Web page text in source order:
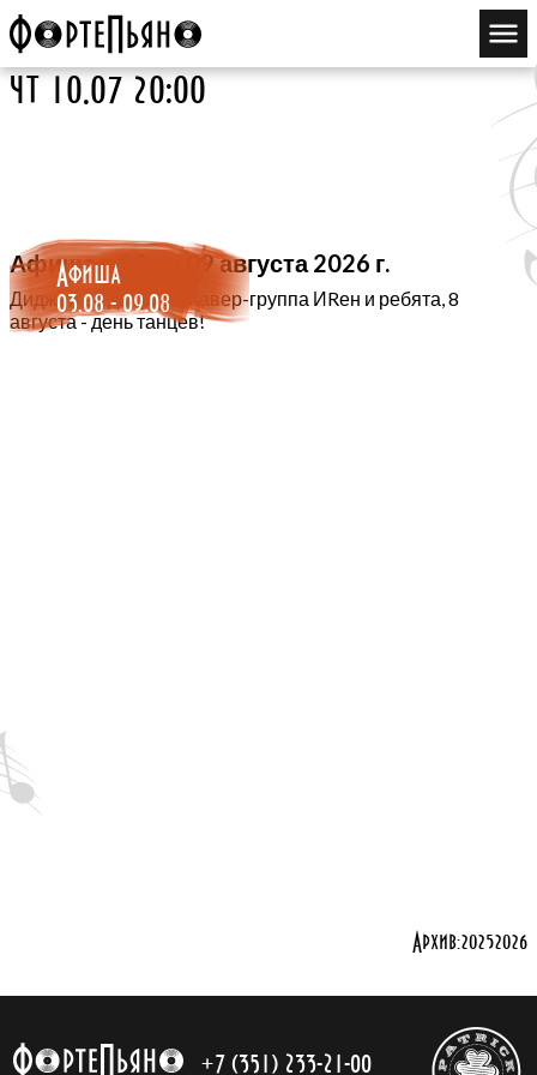
чт 10.07 20:00
Афиша
03.08 - 09.08
Афиша с 03 по 09 августа 2026 г.
Диджей во дворике, Кавер-группа ИRен и ребята, 8
августа - день танцев!
Архив:20252026
+7 (351) 233-21-00